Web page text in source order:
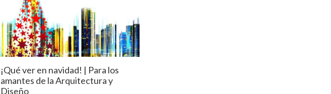
¡Qué ver en navidad! | Para los
amantes de la Arquitectura y
Diseño